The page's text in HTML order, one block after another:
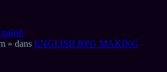
» dans ENGLISH RPG MAKING